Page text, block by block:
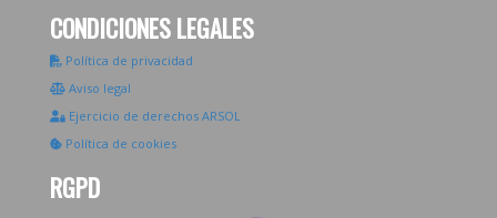
CONDICIONES LEGALES
Política de privacidad
Aviso legal
Ejercicio de derechos ARSOL
Política de cookies
RGPD